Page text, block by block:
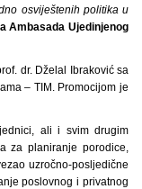
osviještenih politika u
Ambasada Ujedinjenog
dr. Dželal Ibraković sa
– TIM. Promocijom je
ali i svim drugim
za planiranje porodice,
uzročno-posljedične
poslovnog i privatnog